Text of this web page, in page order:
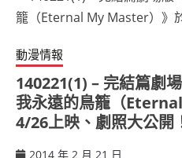
動漫情報
140221(1) – 完結篇劇
我永遠的鳥籠（
4/26上映、劇照大公開
2014 年 2 月 21 日